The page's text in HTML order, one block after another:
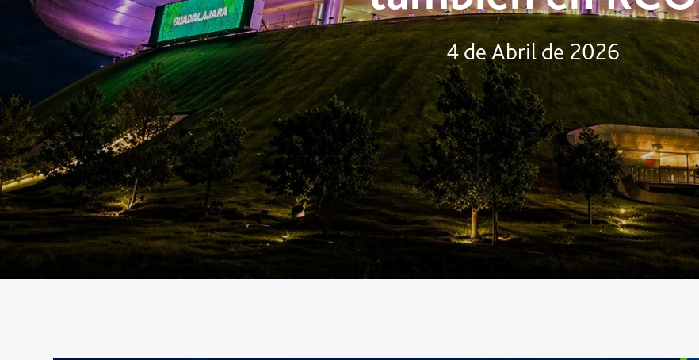
4 de Abril de 2026